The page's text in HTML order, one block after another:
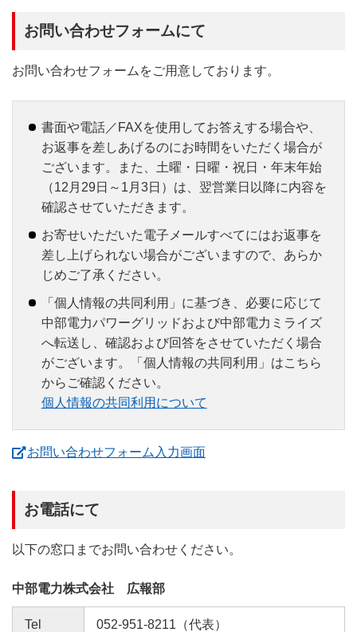
お問い合わせフォームにて
お問い合わせフォームをご用意しております。
書面や電話／FAXを使用してお答えする場合や、
お返事を差しあげるのにお時間をいただく場合が
ございます。また、土曜・日曜・祝日・年末年始
（12月29日～1月3日）は、翌営業日以降に内容を
確認させていただきます。
お寄せいただいた電子メールすべてにはお返事を
差し上げられない場合がございますので、あらか
じめご了承ください。
「個人情報の共同利用」に基づき、必要に応じて
中部電力パワーグリッドおよび中部電力ミライズ
へ転送し、確認および回答をさせていただく場合
がございます。「個人情報の共同利用」はこちら
からご確認ください。
個人情報の共同利用について
お問い合わせフォーム入力画面（新しいウィンドウを開
お電話にて
以下の窓口までお問い合わせください。
中部電力株式会社 広報部
Tel 052-951-8211（代表）